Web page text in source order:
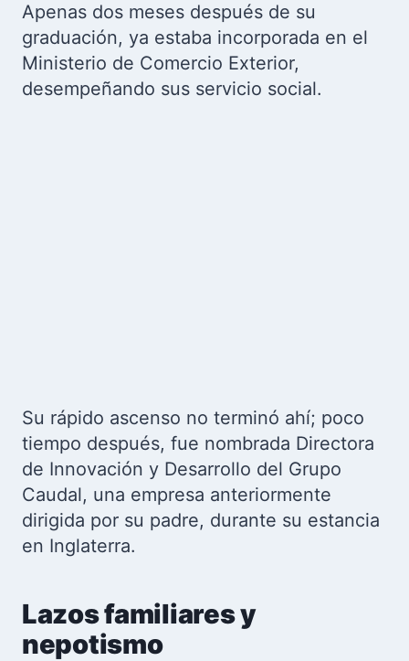
Apenas dos meses después de su
graduación, ya estaba incorporada en el
Ministerio de Comercio Exterior,
desempeñando sus servicio social.
Su rápido ascenso no terminó ahí; poco
tiempo después, fue nombrada Directora
de Innovación y Desarrollo del Grupo
Caudal, una empresa anteriormente
dirigida por su padre, durante su estancia
en Inglaterra.
Lazos familiares y
nepotismo